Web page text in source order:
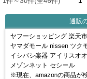
通販
ヤフーショッピング 楽天
ヤマダモール nissen ツク
イシバシ楽器 アイリスオ
メゾンネット セシール
※現在、amazonの商品が